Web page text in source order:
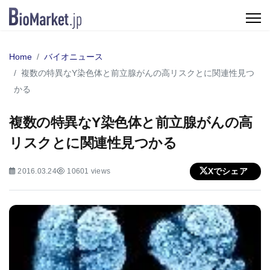
Home
バイオニュース
複数の特異なY染色体と前立腺がんの高リスクとに関連性見つ
かる
複数の特異なY染色体と前立腺がんの高
リスクとに関連性見つかる
2016.03.24 10601 views Xでシェア